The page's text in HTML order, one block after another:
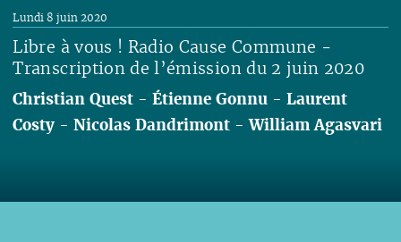
Libre à vous ! Radio Cause Commune -
Transcription de l’émission du 2 juin 2020
Lundi 8 juin 2020
Christian Quest -Étienne Gonnu -Laurent
Costy -Nicolas Dandrimont -William Agasvari